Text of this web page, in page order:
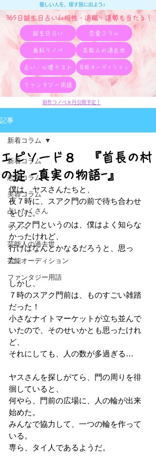
365日誕生日占いde相性・適職・​運勢も当たる！
優しい人を、探す旅に出よう♪
誕生日占い 恋愛コラム
無料ラノベ 芸能人の過去世
占い・心理テスト 芸能オーディション
ファンタジー用語
新作ラノベ８月公開予定！
記事
新着コラム
恋愛コラム
美容コラム
占いたくさん
ラノベ
芸能人の過去世
芸能オーディション
ファンタジー用語
新着コラム
エピソード８ 『首長の村
の掟 -真実の物語-』
僕は、ヤスさんたちと、
夜７時に、スアク門の前で待ち合わせ
をした。
スアク門というのは、僕はよく知らな
かったけれど、
行けばなんとかなるだろうと、思っ
た。
しかし、
７時のスアク門前は、ものすごい雑踏
だった！
小さなナイトマーケットが立ち並んで
いたので、そのせいかとも思ったけれ
ど、
それにしても、人の数が多過ぎる…
ヤスさんを探しがてら、門の周りを徘
徊していると、
何やら、門前の広場に、人の輪が出来
始めた。
みんなで協力して、一つの輪を作って
いる。
専ら、タイ人であるようだ。